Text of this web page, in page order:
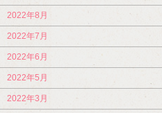
2022年8月
2022年7月
2022年6月
2022年5月
2022年3月